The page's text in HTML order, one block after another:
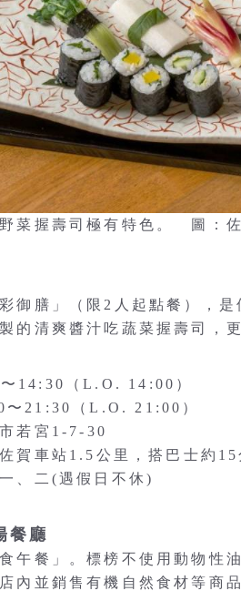
菜握壽司極有特色。 圖：
御膳」（限2人起點餐），
的清爽醬汁吃蔬菜握壽司，
14:30（L.O. 14:00）
〜21:30（L.O. 21:00）
若宮1-7-30
賀車站1.5公里，搭巴士約15
、二(遇假日不休)
餐廳
午餐」。標榜不使用動物性
內並銷售有機自然食材等商